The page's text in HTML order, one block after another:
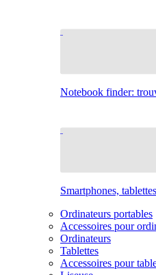
Notebook finder:
Smartphones,
Ordinateurs portables
Accessoires pour
Ordinateurs
Tablettes
Accessoires pour